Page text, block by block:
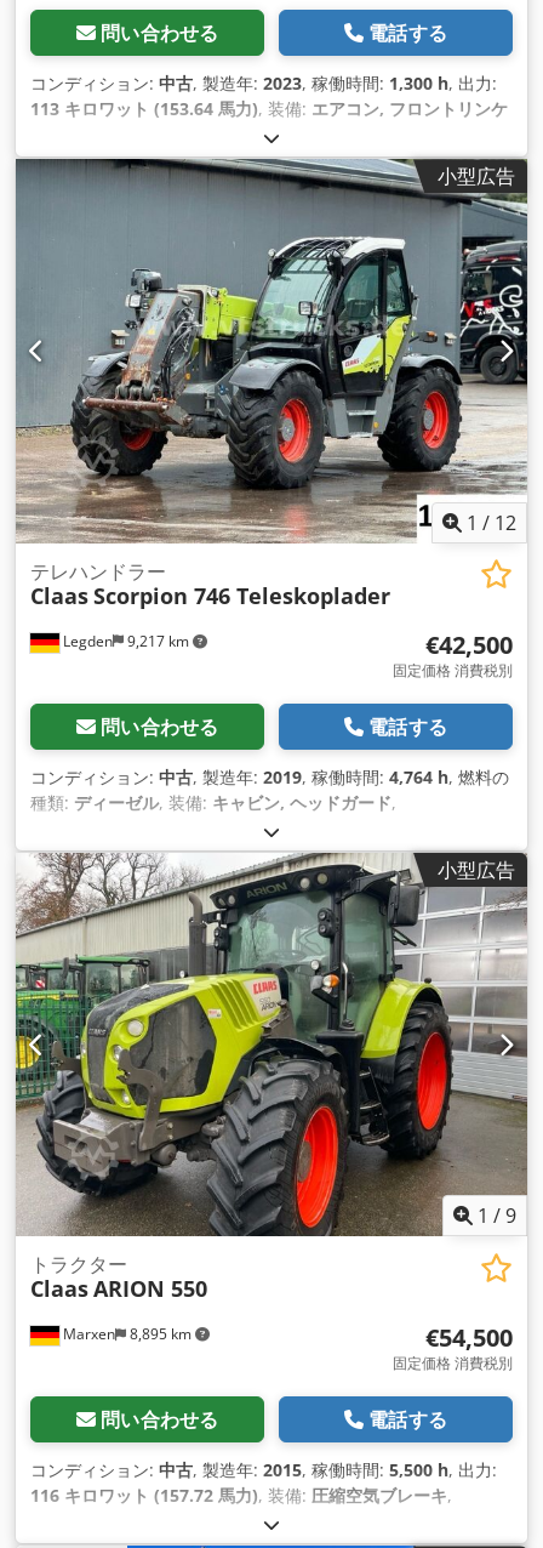
問い合わせる 電話する
コンディション: 中古, 製造年: 2023, 稼働時間: 1,300 h, 出力:
113 キロワット (153.64 馬力), 装備: エアコン, フロントリンケ
小型広告
1 / 12
Legden 9,217 km
テレハンドラー
ClaasScorpion 746 Teleskoplader
€42,500
固定価格 消費税別
問い合わせる 電話する
コンディション: 中古, 製造年: 2019, 稼働時間: 4,764 h, 燃料の
種類: ディーゼル, 装備: キャビン, ヘッドガード,
小型広告
1 /9
Marxen 8,895 km
トラクター
ClaasARION 550
€54,500
固定価格 消費税別
問い合わせる 電話する
コンディション: 中古, 製造年: 2015, 稼働時間: 5,500 h, 出力:
116 キロワット (157.72 馬力), 装備: 圧縮空気ブレーキ,